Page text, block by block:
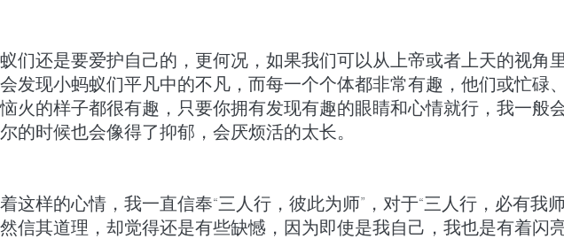
们还是要爱护自己的，更何况，如果我们可以从上帝或者上天的视角
发现小蚂蚁们平凡中的不凡，而每一个个体都非常有趣，他们或忙碌、
火的样子都很有趣，只要你拥有发现有趣的眼睛和心情就行，我一般
的时候也会像得了抑郁，会厌烦活的太长。
这样的心情，我一直信奉“三人行，彼此为师”，对于“三人行，必有我师
信其道理，却觉得还是有些缺憾，因为即使是我自己，我也是有着闪